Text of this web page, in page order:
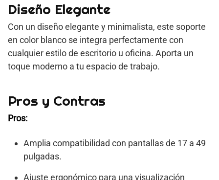
Diseño Elegante
Con un diseño elegante y minimalista, este soporte
en color blanco se integra perfectamente con
cualquier estilo de escritorio u oficina. Aporta un
toque moderno a tu espacio de trabajo.
Pros y Contras
Pros:
Amplia compatibilidad con pantallas de 17 a 49
pulgadas.
Ajuste ergonómico para una visualización